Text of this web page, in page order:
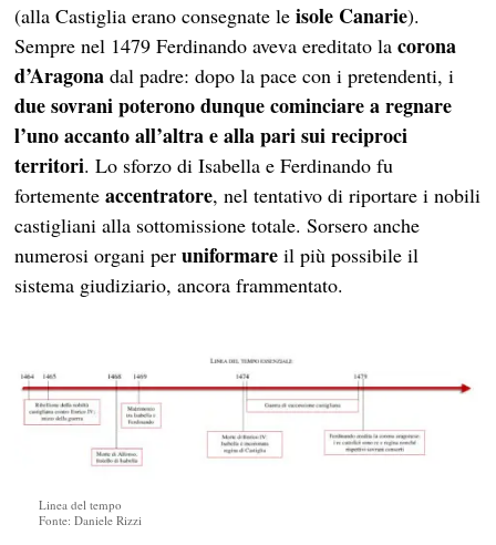
(alla Castiglia erano consegnate leisole Canarie).
Sempre nel 1479 Ferdinando aveva ereditato lacorona
d’Aragona dal padre: dopo la pace con i pretendenti, i
due sovrani poterono dunque cominciare a regnare
l’uno accanto all’altra e alla pari sui reciproci
territori. Lo sforzo di Isabella e Ferdinando fu
fortementeaccentratore, nel tentativo di riportare i nobili
castigliani alla sottomissione totale. Sorsero anche
numerosi organi peruniformare il più possibile il
sistema giudiziario, ancora frammentato.
Linea del tempo
Fonte: Daniele Rizzi